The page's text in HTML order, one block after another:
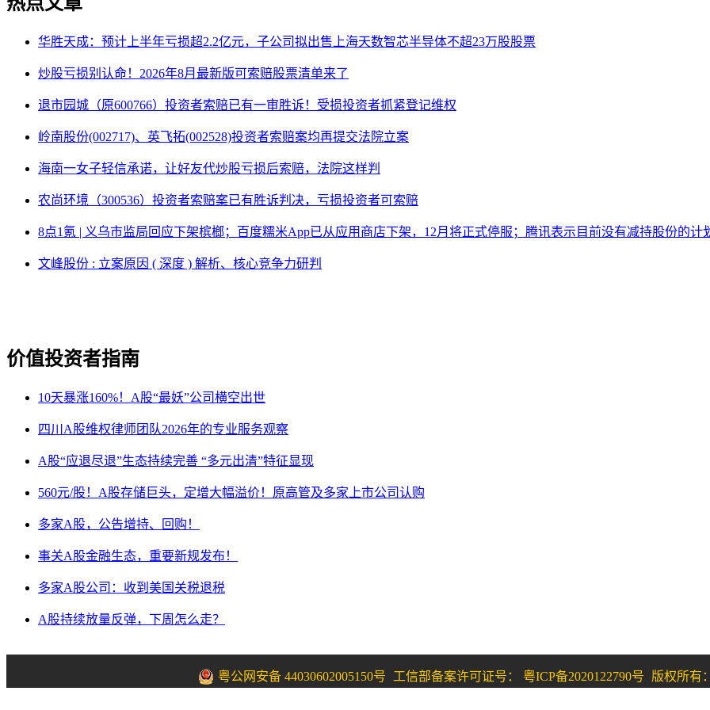
华胜天成：预计上半年亏损超2.2亿元，子公司拟出售上海天数智芯半导体不超23万股股票
炒股亏损别认命！2026年8月最新版可索赔股票清单来了
退市园城（原600766）投资者索赔已有一审胜诉！受损投资者抓紧登记维权
岭南股份(002717)、英飞拓(002528)投资者索赔案均再提交法院立案
海南一女子轻信承诺，让好友代炒股亏损后索赔，法院这样判
农尚环境（300536）投资者索赔案已有胜诉判决，亏损投资者可索赔
8点1氪 | 义乌市监局回应下架槟榔；百度糯米App已从应用商店下架，12月将正式停服；腾讯表示目前没有减持股份的计
文峰股份 : 立案原因 ( 深度 ) 解析、核心竞争力研判
价值投资者指南
10天暴涨160%！A股“最妖”公司横空出世
四川A股维权律师团队2026年的专业服务观察
A股“应退尽退”生态持续完善 “多元出清”特征显现
560元/股！A股存储巨头，定增大幅溢价！原高管及多家上市公司认购
多家A股，公告增持、回购！
事关A股金融生态，重要新规发布！
多家A股公司：收到美国关税退税
A股持续放量反弹，下周怎么走？
粤公网安备 44030602005150号 工信部备案许可证号： 粤ICP备2020122790号 版权所有